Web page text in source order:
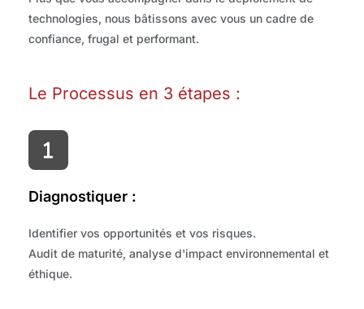
technologies, nous bâtissons avec vous un cadre de
confiance, frugal et performant.
Le Processus en 3 étapes :
Diagnostiquer :
Identifier vos opportunités et vos risques.
Audit de maturité, analyse d'impact environnemental et
éthique.